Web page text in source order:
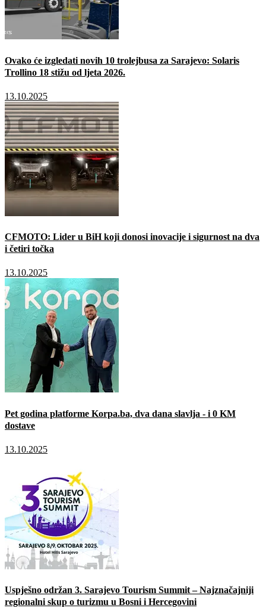
Ovako će izgledati novih 10 trolejbusa za Sarajevo: Solaris
Trollino 18 stižu od ljeta 2026.
13.10.2025
CFMOTO: Lider u BiH koji donosi inovacije i sigurnost na dva
i četiri točka
13.10.2025
Pet godina platforme Korpa.ba, dva dana slavlja - i 0 KM
dostave
13.10.2025
Uspješno održan 3. Sarajevo Tourism Summit – Najznačajniji
regionalni skup o turizmu u Bosni i Hercegovini